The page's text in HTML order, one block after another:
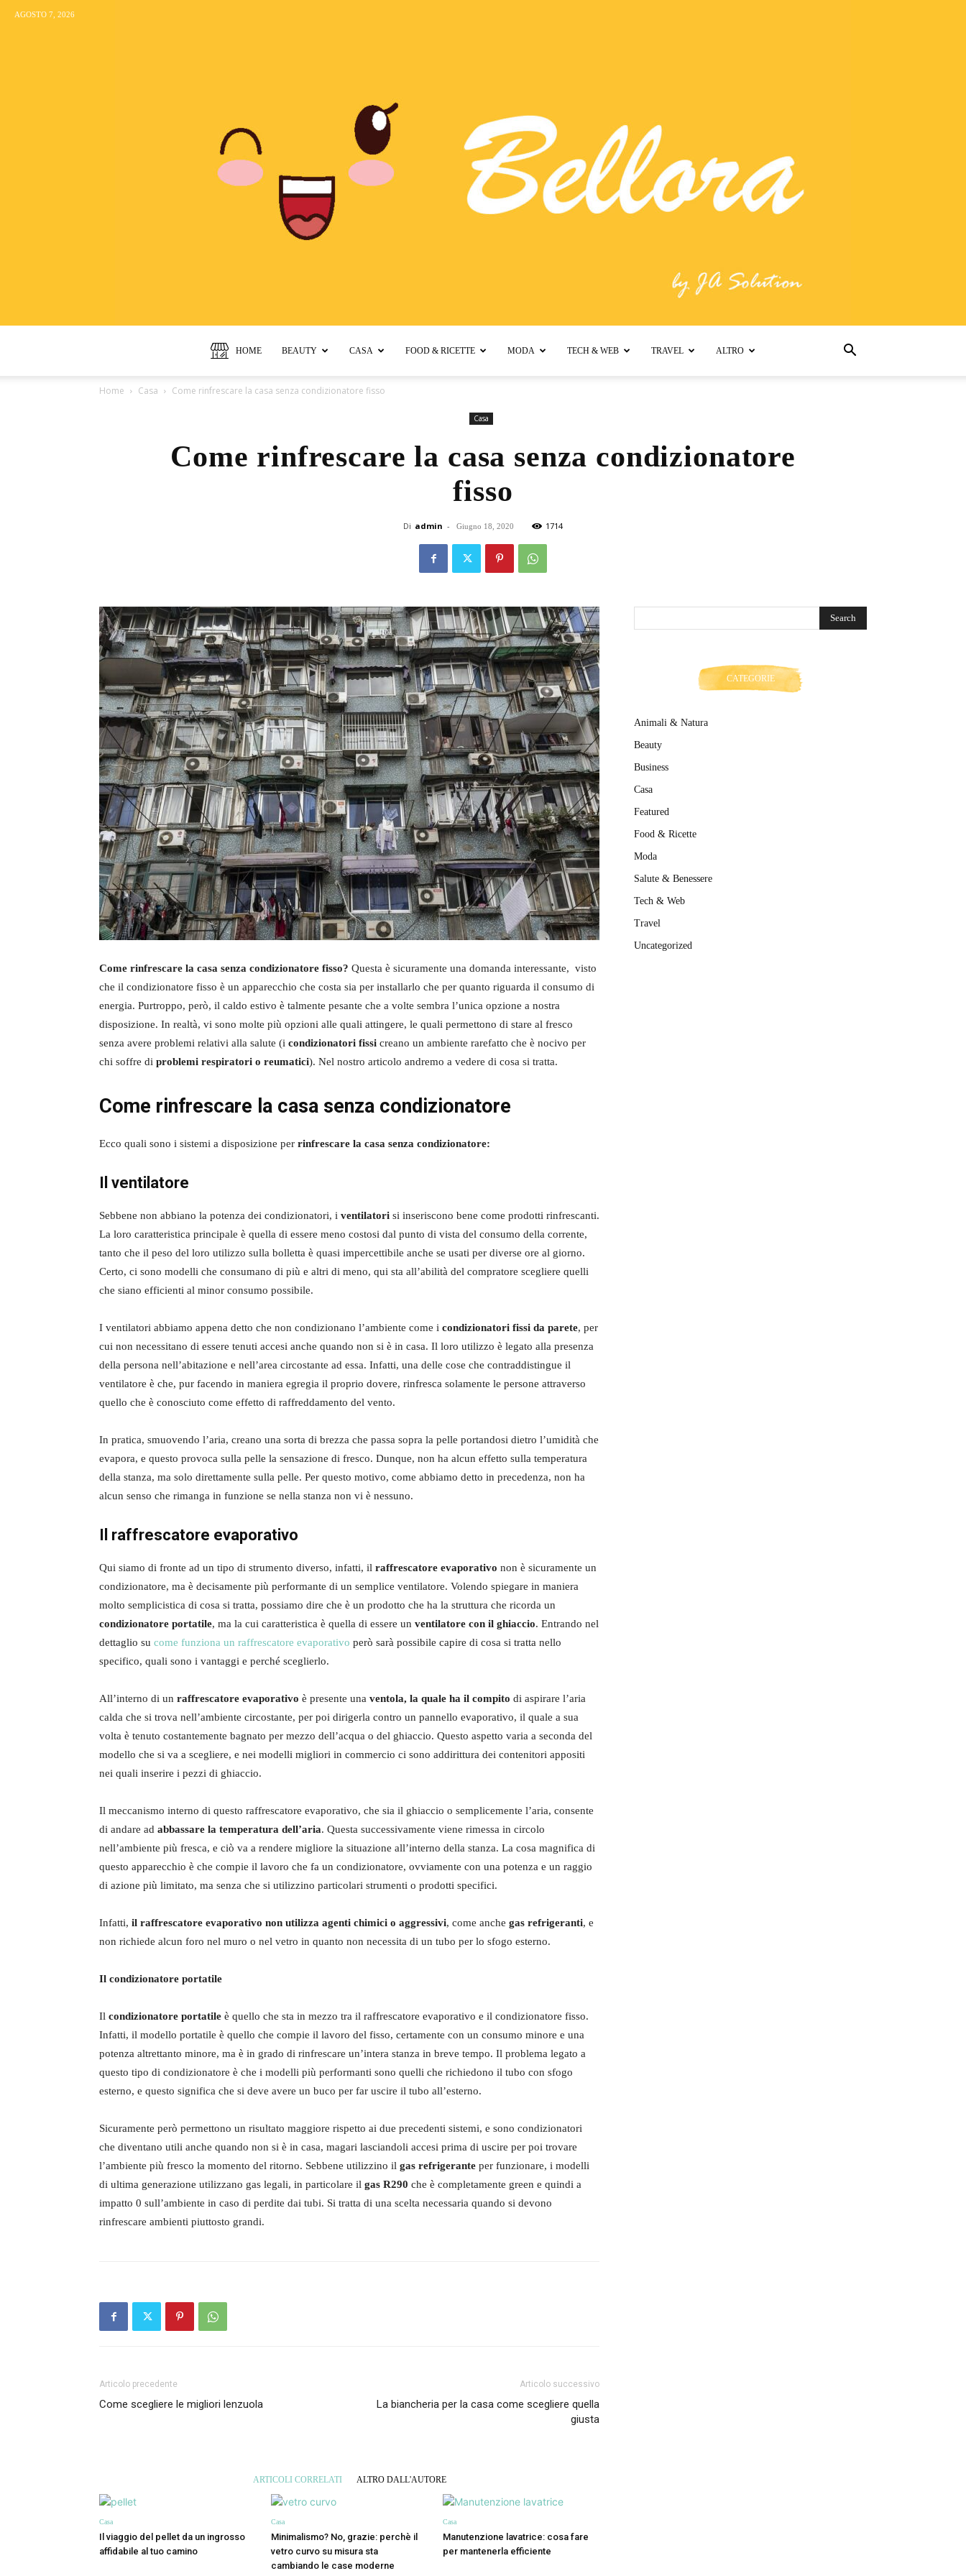
AGOSTO 7, 2026
HOME BEAUTY CASA FOOD & RICETTE MODA TECH & WEB TRAVEL ALTRO
Home Casa Come rinfrescare la casa senza condizionatore fisso
Casa
Come rinfrescare la casa senza condizionatore
fisso
Di admin - Giugno 18, 2020 1714
Come rinfrescare la casa senza condizionatore fisso? Questa è sicuramente una domanda interessante, visto
che il condizionatore fisso è un apparecchio che costa sia per installarlo che per quanto riguarda il consumo di
energia. Purtroppo, però, il caldo estivo è talmente pesante che a volte sembra l’unica opzione a nostra
disposizione. In realtà, vi sono molte più opzioni alle quali attingere, le quali permettono di stare al fresco
senza avere problemi relativi alla salute (i condizionatori fissi creano un ambiente rarefatto che è nocivo per
chi soffre di problemi respiratori o reumatici). Nel nostro articolo andremo a vedere di cosa si tratta.
Come rinfrescare la casa senza condizionatore
Ecco quali sono i sistemi a disposizione per rinfrescare la casa senza condizionatore:
Il ventilatore
Sebbene non abbiano la potenza dei condizionatori, i ventilatori si inseriscono bene come prodotti rinfrescanti.
La loro caratteristica principale è quella di essere meno costosi dal punto di vista del consumo della corrente,
tanto che il peso del loro utilizzo sulla bolletta è quasi impercettibile anche se usati per diverse ore al giorno.
Certo, ci sono modelli che consumano di più e altri di meno, qui sta all’abilità del compratore scegliere quelli
che siano efficienti al minor consumo possibile.
I ventilatori abbiamo appena detto che non condizionano l’ambiente come i condizionatori fissi da parete, per
cui non necessitano di essere tenuti accesi anche quando non si è in casa. Il loro utilizzo è legato alla presenza
della persona nell’abitazione e nell’area circostante ad essa. Infatti, una delle cose che contraddistingue il
ventilatore è che, pur facendo in maniera egregia il proprio dovere, rinfresca solamente le persone attraverso
quello che è conosciuto come effetto di raffreddamento del vento.
In pratica, smuovendo l’aria, creano una sorta di brezza che passa sopra la pelle portandosi dietro l’umidità che
evapora, e questo provoca sulla pelle la sensazione di fresco. Dunque, non ha alcun effetto sulla temperatura
della stanza, ma solo direttamente sulla pelle. Per questo motivo, come abbiamo detto in precedenza, non ha
alcun senso che rimanga in funzione se nella stanza non vi è nessuno.
Il raffrescatore evaporativo
Qui siamo di fronte ad un tipo di strumento diverso, infatti, il raffrescatore evaporativo non è sicuramente un
condizionatore, ma è decisamente più performante di un semplice ventilatore. Volendo spiegare in maniera
molto semplicistica di cosa si tratta, possiamo dire che è un prodotto che ha la struttura che ricorda un
condizionatore portatile, ma la cui caratteristica è quella di essere un ventilatore con il ghiaccio. Entrando nel
dettaglio su come funziona un raffrescatore evaporativo però sarà possibile capire di cosa si tratta nello
specifico, quali sono i vantaggi e perché sceglierlo.
All’interno di un raffrescatore evaporativo è presente una ventola, la quale ha il compito di aspirare l’aria
calda che si trova nell’ambiente circostante, per poi dirigerla contro un pannello evaporativo, il quale a sua
volta è tenuto costantemente bagnato per mezzo dell’acqua o del ghiaccio. Questo aspetto varia a seconda del
modello che si va a scegliere, e nei modelli migliori in commercio ci sono addirittura dei contenitori appositi
nei quali inserire i pezzi di ghiaccio.
Il meccanismo interno di questo raffrescatore evaporativo, che sia il ghiaccio o semplicemente l’aria, consente
di andare ad abbassare la temperatura dell’aria. Questa successivamente viene rimessa in circolo
nell’ambiente più fresca, e ciò va a rendere migliore la situazione all’interno della stanza. La cosa magnifica di
questo apparecchio è che compie il lavoro che fa un condizionatore, ovviamente con una potenza e un raggio
di azione più limitato, ma senza che si utilizzino particolari strumenti o prodotti specifici.
Infatti, il raffrescatore evaporativo non utilizza agenti chimici o aggressivi, come anche gas refrigeranti, e
non richiede alcun foro nel muro o nel vetro in quanto non necessita di un tubo per lo sfogo esterno.
Il condizionatore portatile
Il condizionatore portatile è quello che sta in mezzo tra il raffrescatore evaporativo e il condizionatore fisso.
Infatti, il modello portatile è quello che compie il lavoro del fisso, certamente con un consumo minore e una
potenza altrettanto minore, ma è in grado di rinfrescare un’intera stanza in breve tempo. Il problema legato a
questo tipo di condizionatore è che i modelli più performanti sono quelli che richiedono il tubo con sfogo
esterno, e questo significa che si deve avere un buco per far uscire il tubo all’esterno.
Sicuramente però permettono un risultato maggiore rispetto ai due precedenti sistemi, e sono condizionatori
che diventano utili anche quando non si è in casa, magari lasciandoli accesi prima di uscire per poi trovare
l’ambiente più fresco la momento del ritorno. Sebbene utilizzino il gas refrigerante per funzionare, i modelli
di ultima generazione utilizzano gas legali, in particolare il gas R290 che è completamente green e quindi a
impatto 0 sull’ambiente in caso di perdite dai tubi. Si tratta di una scelta necessaria quando si devono
rinfrescare ambienti piuttosto grandi.
Articolo precedente
Come scegliere le migliori lenzuola
Articolo successivo
La biancheria per la casa come scegliere quella
giusta
ARTICOLI CORRELATI ALTRO DALL'AUTORE
Casa
Il viaggio del pellet da un ingrosso
affidabile al tuo camino
Casa
Minimalismo? No, grazie: perchè il
vetro curvo su misura sta
cambiando le case moderne
Casa
Manutenzione lavatrice: cosa fare
per mantenerla efficiente
CATEGORIE
Animali & Natura
Beauty
Business
Casa
Featured
Food & Ricette
Moda
Salute & Benessere
Tech & Web
Travel
Uncategorized